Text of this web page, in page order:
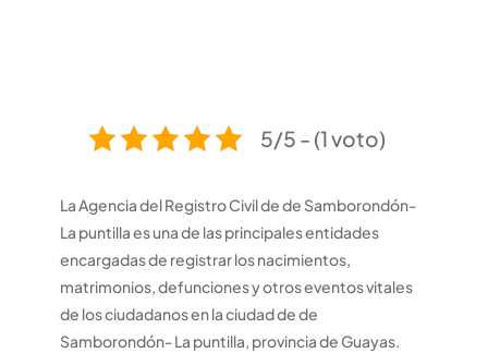
5/5 - (1 voto)
La Agencia del Registro Civil de de Samborondón-
La puntilla es una de las principales entidades
encargadas de registrar los nacimientos,
matrimonios, defunciones y otros eventos vitales
de los ciudadanos en la ciudad de de
Samborondón- La puntilla, provincia de Guayas.